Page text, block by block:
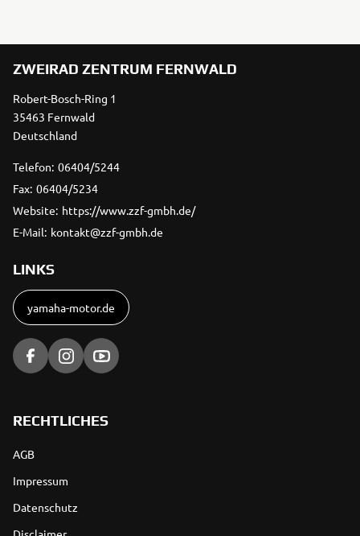
ZWEIRAD ZENTRUM FERNWALD
Robert-Bosch-Ring 1
35463 Fernwald
Deutschland
Telefon: 06404/5244
Fax: 06404/5234
Website: https://www.zzf-gmbh.de/
E-Mail: kontakt@zzf-gmbh.de
LINKS
yamaha-motor.de
RECHTLICHES
AGB
Impressum
Datenschutz